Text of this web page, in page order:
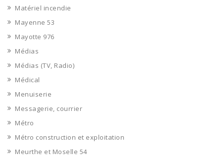
Matériel incendie
Mayenne 53
Mayotte 976
Médias
Médias (TV, Radio)
Médical
Menuiserie
Messagerie, courrier
Métro
Métro construction et exploitation
Meurthe et Moselle 54